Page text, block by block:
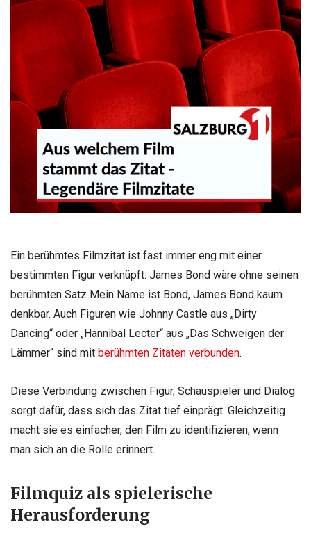
Ein berühmtes Filmzitat ist fast immer eng mit einer
bestimmten Figur verknüpft. James Bond wäre ohne seinen
berühmten Satz Mein Name ist Bond, James Bond kaum
denkbar. Auch Figuren wie Johnny Castle aus „Dirty
Dancing“ oder „Hannibal Lecter“ aus „Das Schweigen der
Lämmer“ sind mit berühmten Zitaten verbunden.
Diese Verbindung zwischen Figur, Schauspieler und Dialog
sorgt dafür, dass sich das Zitat tief einprägt. Gleichzeitig
macht sie es einfacher, den Film zu identifizieren, wenn
man sich an die Rolle erinnert.
Filmquiz als spielerische
Herausforderung